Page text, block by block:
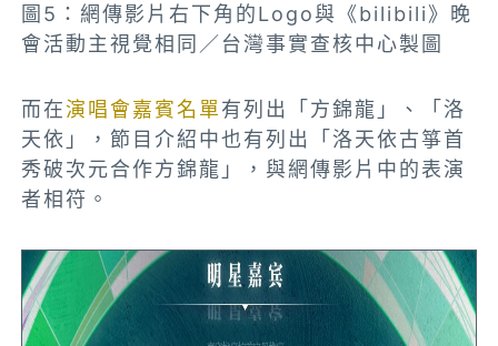
圖5：網傳影片右下角的Logo與《bilibili》晚
會活動主視覺相同／台灣事實查核中心製圖
而在演唱會嘉賓名單有列出「方錦龍」、「洛
天依」，節目介紹中也有列出「洛天依古箏首
秀破次元合作方錦龍」，與網傳影片中的表演
者相符。